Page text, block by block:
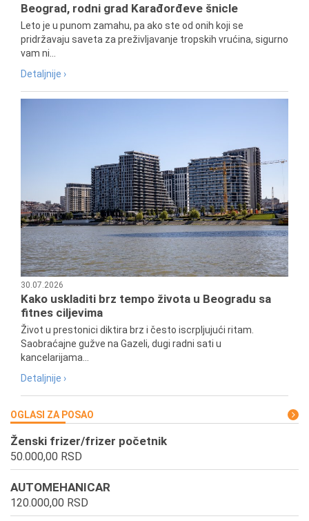
Beograd, rodni grad Karađorđeve šnicle
Leto je u punom zamahu, pa ako ste od onih koji se
pridržavaju saveta za preživljavanje tropskih vrućina, sigurno
vam ni...
Detaljnije ›
30.07.2026
Kako uskladiti brz tempo života u Beogradu sa
fitnes ciljevima
Život u prestonici diktira brz i često iscrpljujući ritam.
Saobraćajne gužve na Gazeli, dugi radni sati u
kancelarijama...
Detaljnije ›
OGLASI ZA POSAO
Ženski frizer/frizer početnik
50.000,00 RSD
AUTOMEHANICAR
120.000,00 RSD